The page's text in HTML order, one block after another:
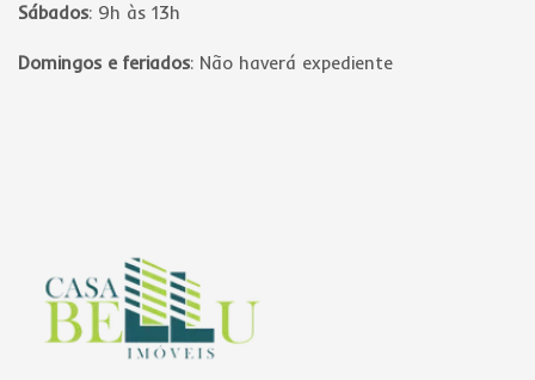
Sábados: 9h às 13h
Domingos e feriados: Não haverá expediente